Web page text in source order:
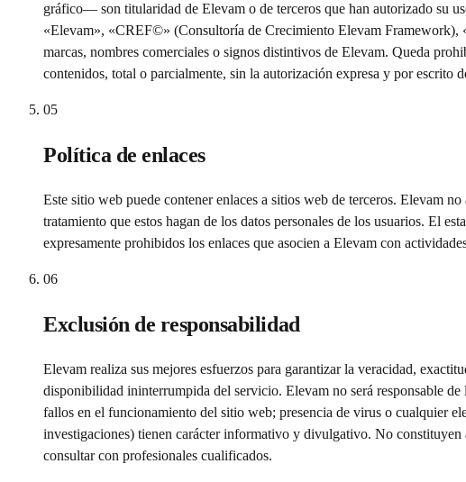
gráfico— son titularidad de Elevam o de terceros que han autorizado su
«Elevam», «CREF©» (Consultoría de Crecimiento Elevam
marcas, nombres comerciales o signos distintivos de Elevam. Queda
contenidos, total o parcialmente, sin la autorización expresa y por escrito
05
Política de enlaces
Este sitio web puede contener enlaces a sitios web de terceros. Elevam
tratamiento que estos hagan de los datos personales de los usuarios. El
expresamente prohibidos los enlaces que asocien a Elevam con
06
Exclusión de responsabilidad
Elevam realiza sus mejores esfuerzos para garantizar la veracidad,
disponibilidad ininterrumpida del servicio. Elevam no será responsable
fallos en el funcionamiento del sitio web; presencia de virus o cualquier
investigaciones) tienen carácter informativo y divulgativo. No
consultar con profesionales cualificados.